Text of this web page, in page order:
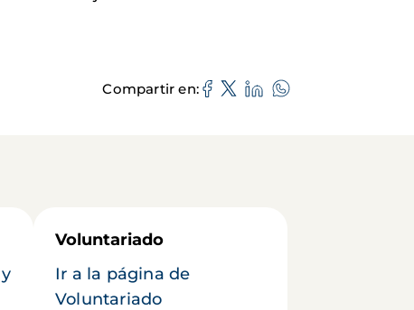
Compartir en
Voluntariado
Ir a la página de
Voluntariado